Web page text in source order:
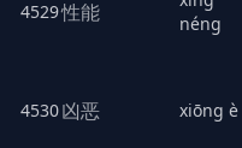
4529性能
néng
4530凶恶 xiōng è